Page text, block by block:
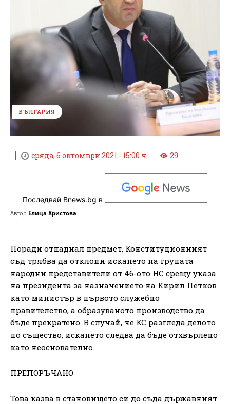
БЪЛГАРИЯ
сряда, 6 октомври 2021 - 15:00 ч. 29
Последвай Bnews.bg в
Автор Елица Христова
Поради отпаднал предмет, Конституционният
съд трябва да отклони искането на групата
народни представители от 46-ото НС срещу указа
на президента за назначението на Кирил Петков
като министър в първото служебно
правителство, а образуваното производство да
бъде прекратено. В случай, че КС разгледа делото
по същество, искането следва да бъде отхвърлено
като неоснователно.
ПРЕПОРЪЧАНО
Това казва в становището си до съда държавният